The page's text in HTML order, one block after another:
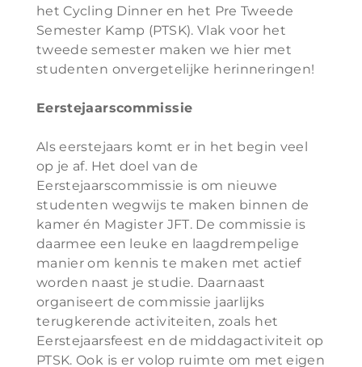
het Cycling Dinner en het Pre Tweede
Semester Kamp (PTSK). Vlak voor het
tweede semester maken we hier met
studenten onvergetelijke herinneringen!
Eerstejaarscommissie
Als eerstejaars komt er in het begin veel
op je af. Het doel van de
Eerstejaarscommissie is om nieuwe
studenten wegwijs te maken binnen de
kamer én Magister JFT. De commissie is
daarmee een leuke en laagdrempelige
manier om kennis te maken met actief
worden naast je studie. Daarnaast
organiseert de commissie jaarlijks
terugkerende activiteiten, zoals het
Eerstejaarsfeest en de middagactiviteit op
PTSK. Ook is er volop ruimte om met eigen